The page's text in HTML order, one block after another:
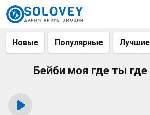
Новые Популярные Лучшие
Бейби моя где ты